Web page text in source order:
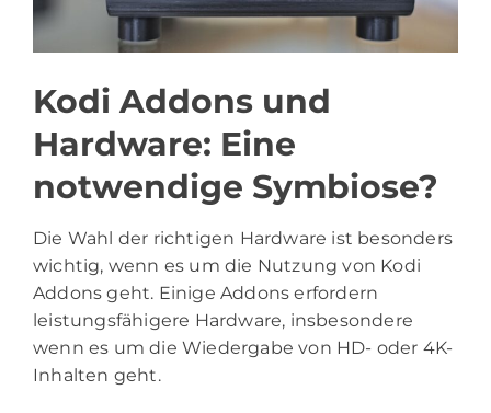
Kodi Addons und
Hardware: Eine
notwendige Symbiose?
Die Wahl der richtigen Hardware ist besonders
wichtig, wenn es um die Nutzung von Kodi
Addons geht. Einige Addons erfordern
leistungsfähigere Hardware, insbesondere
wenn es um die Wiedergabe von HD- oder 4K-
Inhalten geht.